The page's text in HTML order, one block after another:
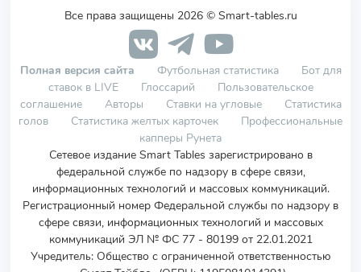
Все права защищены 2026 © Smart-tables.ru
Полная версия сайта Футбольная статистика
Бот для
ставок в LIVE
Глоссарий
Пользовательское
соглашение
Авторы Ставки на угловые
Статистика
голов
Статистика желтых карточек
Профессиональные
капперы Рунета
Сетевое издание Smart Tables зарегистрировано в
федеральной службе по надзору в сфере связи,
информационных технологий и массовых коммуникаций.
Регистрационный номер Федеральной службы по надзору в
сфере связи, информационных технологий и массовых
коммуникаций ЭЛ № ФС 77 - 80199 от 22.01.2021
Учредитель: Общество с ограниченной ответственностью